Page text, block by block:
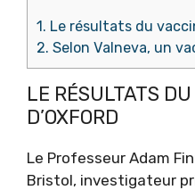
1. Le résultats du
2. Selon Valneva, un
LE RÉSULTATS
D’OXFORD
Le Professeur Adam
Bristol, investigateur